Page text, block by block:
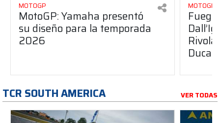
MOTOGP
MotoGP: Yamaha presentó
su diseño para la temporada
2026
MOTOGP
Ducati
TCR SOUTH AMERICA VER TODAS